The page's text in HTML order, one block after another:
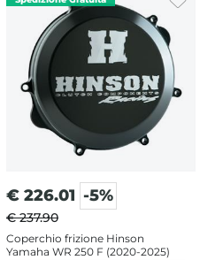
€ 226.01 -5%
€ 237.90
Coperchio frizione Hinson
Yamaha WR 250 F (2020-2025)